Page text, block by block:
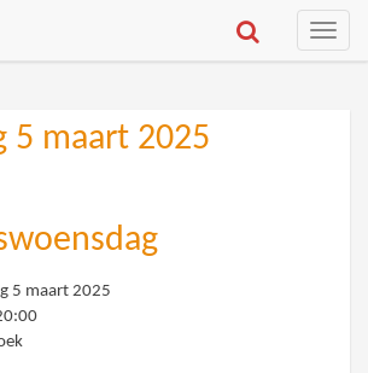
Toggle
5 maart 2025
5 maart 2025